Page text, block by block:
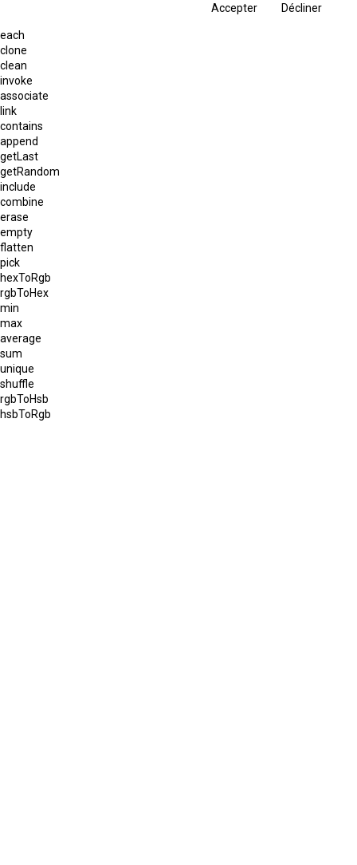
Accepter Décliner
each
clone
clean
invoke
associate
link
contains
append
getLast
getRandom
include
combine
erase
empty
flatten
pick
hexToRgb
rgbToHex
min
max
average
sum
unique
shuffle
rgbToHsb
hsbToRgb